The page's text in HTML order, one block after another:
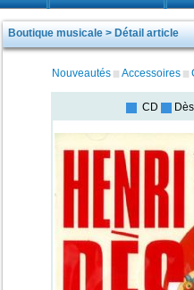
Boutique musicale > Détail article
Nouveautés Accessoires
CD